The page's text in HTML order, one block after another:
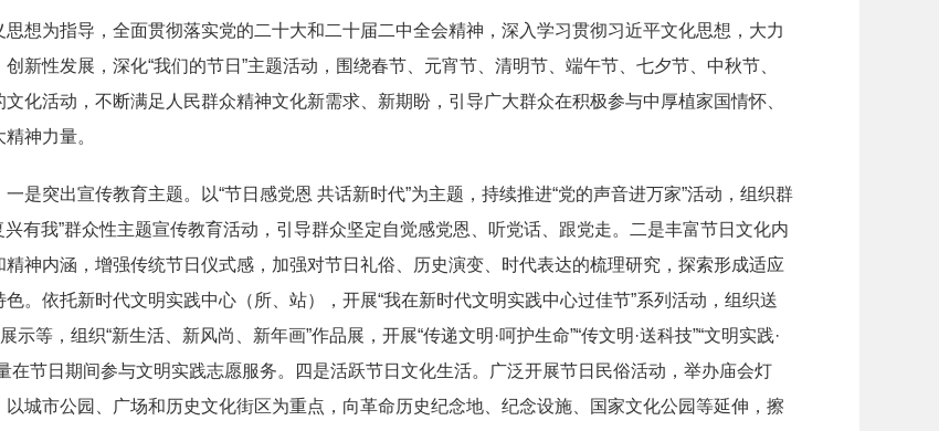
想为指导，全面贯彻落实党的二十大和二十届二中全会精神，深入学习贯彻习近平文化思想，大力
新性发展，深化“我们的节日”主题活动，围绕春节、元宵节、清明节、端午节、七夕节、中秋节、
化活动，不断满足人民群众精神文化新需求、新期盼，引导广大群众在积极参与中厚植家国情怀、
神力量。
是突出宣传教育主题。以“节日感党恩 共话新时代”为主题，持续推进“党的声音进万家”活动，组织群
有我”群众性主题宣传教育活动，引导群众坚定自觉感党恩、听党话、跟党走。二是丰富节日文化内
神内涵，增强传统节日仪式感，加强对节日礼俗、历史演变、时代表达的梳理研究，探索形成适应
。依托新时代文明实践中心（所、站），开展“我在新时代文明实践中心过佳节”系列活动，组织送
等，组织“新生活、新风尚、新年画”作品展，开展“传递文明·呵护生命”“传文明·送科技”“文明实践·
在节日期间参与文明实践志愿服务。四是活跃节日文化生活。广泛开展节日民俗活动，举办庙会灯
城市公园、广场和历史文化街区为重点，向革命历史纪念地、纪念设施、国家文化公园等延伸，擦